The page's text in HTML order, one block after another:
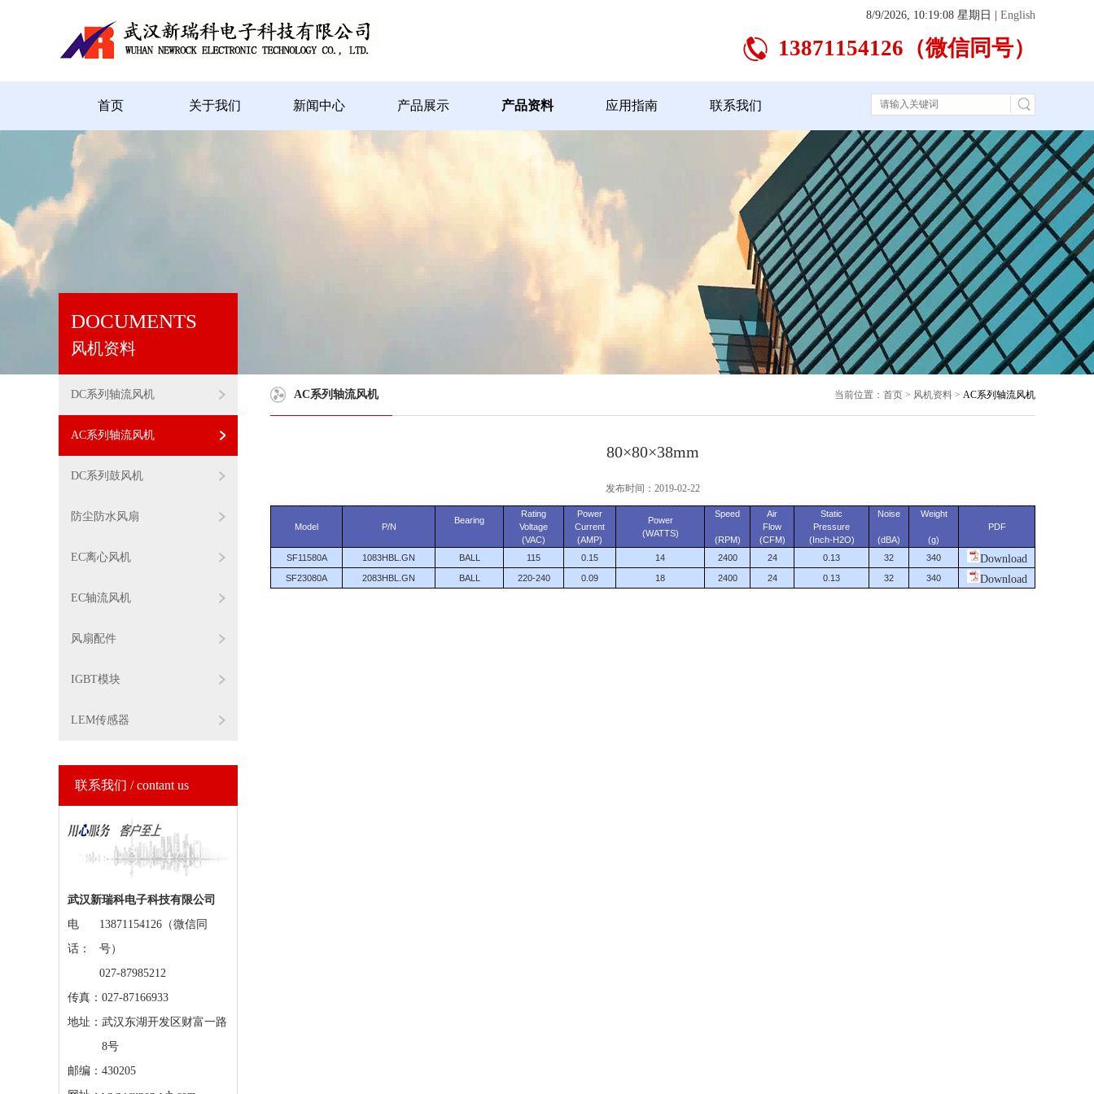
8/9/2026, 10:19:09 星期日 English
13871154126（微信同号）
首页 关于我们 新闻中心 产品展示 产品资料 应用指南 联系我们
DOCUMENTS
风机资料
DC系列轴流风机
AC系列轴流风机
DC系列鼓风机
防尘防水风扇
EC离心风机
EC轴流风机
风扇配件
IGBT模块
LEM传感器
联系我们 / contant us
武汉新瑞科电子科技有限公司
电
话：
13871154126（微信同
号）
027-87985212
传真：027-87166933
地址： 武汉东湖开发区财富一路
8号
邮编：430205
AC系列轴流风机 当前位置：首页 > 风机资料 > AC系列轴流风机
80×80×38mm
发布时间：2019-02-22
Model P/N
Bearing
Rating
Voltage
(VAC)
Power
Current
(AMP)
Power
(WATTS)
Speed
(RPM)
Air
Flow
(CFM)
Static
Pressure
(Inch-H2O)
Noise
(dBA)
Weight
(g)
PDF
SF11580A 1083HBL.GN BALL 115 0.15 14 2400 24 0.13 32 340 Download
SF23080A 2083HBL.GN BALL 220-240 0.09 18 2400 24 0.13 32 340 Download